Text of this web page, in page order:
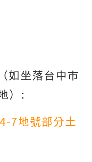
如坐落台中市
）:
7地號部分土